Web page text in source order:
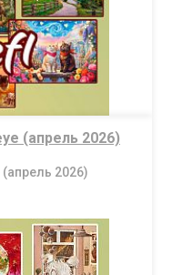
(апрель 2026)
2026)